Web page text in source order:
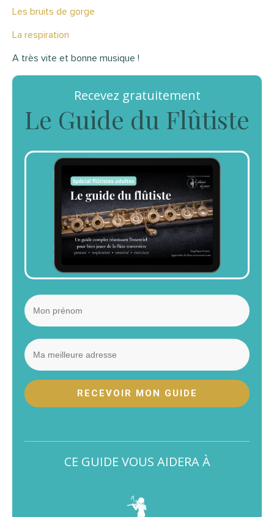
Les bruits de gorge
La respiration
A très vite et bonne musique !
Recevez gratuitement
Le Guide du Flûtiste
RECEVOIR MON GUIDE
CE GUIDE VOUS AIDERA À